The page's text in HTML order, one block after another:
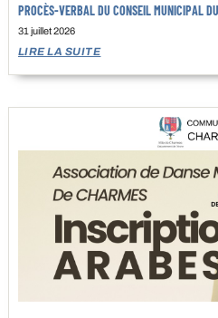
PROCÈS-VERBAL DU CONSEIL MUNICIPAL
31 juillet 2026
LIRE LA SUITE